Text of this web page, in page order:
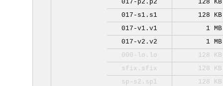
017-p2.p2
128 KB
017-s1.s1
128 KB
017-v1.v1
1 MB
017-v2.v2
1 MB
000-lo.lo
128 KB
sfix.sfix
128 KB
sp-s2.sp1
128 KB